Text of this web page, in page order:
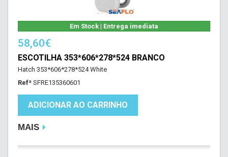
Em Stock | Entrega imediata
58,60€
ESCOTILHA 353*606*278*524 BRANCO
Hatch 353*606*278*524 White
Refª SFRE135360601
ADICIONAR AO CARRINHO
MAIS